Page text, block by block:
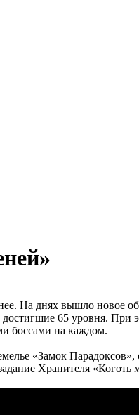
На днях вышло
65 уровня. При
боссами на каждом.
«Замок
Хранителя